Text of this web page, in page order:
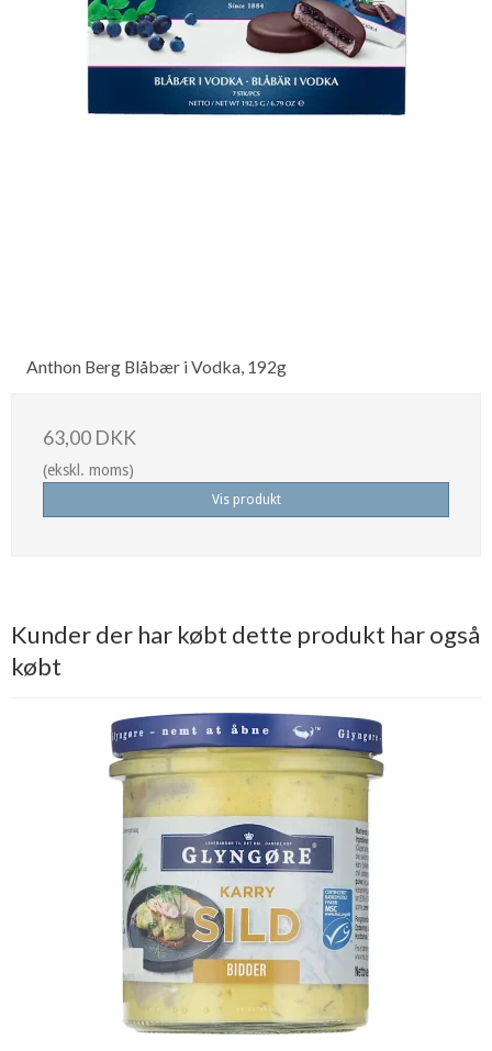
Anthon Berg Blåbær i Vodka, 192g
63,00 DKK
(ekskl. moms)
Vis produkt
Kunder der har købt dette produkt har også
købt